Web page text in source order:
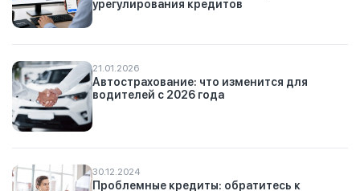
урегулирования кредитов
21.01.2026
Автострахование: что изменится для
водителей с 2026 года
30.12.2024
Проблемные кредиты: обратитесь к